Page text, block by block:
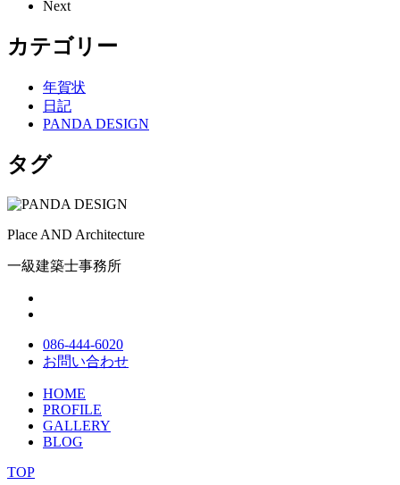
Next
カテゴリー
年賀状
日記
PANDA DESIGN
タグ
Place AND Architecture
一級建築士事務所
086-444-6020
お問い合わせ
HOME
PROFILE
GALLERY
BLOG
TOP